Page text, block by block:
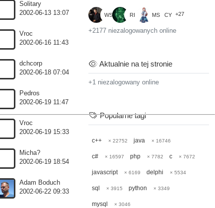
Solitary
2002-06-13 13:07
Vroc
2002-06-16 11:43
dchcorp
2002-06-18 07:04
Pedros
2002-06-19 11:47
Vroc
2002-06-19 15:33
Micha?
2002-06-19 18:54
Adam Boduch
2002-06-22 09:33
WS RI MS CY +27
+2177 niezalogowanych online
Aktualnie na tej stronie
+1 niezalogowany online
Popularne tagi
c++ × 22752 java × 16746
c# × 16597 php × 7782 c × 7672
javascript × 6169 delphi × 5534
sql × 3915 python × 3349
mysql × 3046